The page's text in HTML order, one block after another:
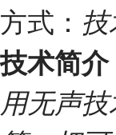
方式：
技术简介
用无声